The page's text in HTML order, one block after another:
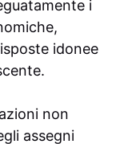
i
idonee
non
assegni